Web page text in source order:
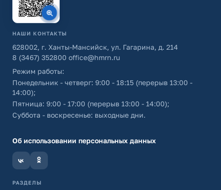
НАШИ КОНТАКТЫ
628002, г. Ханты-Мансийск, ул. Гагарина, д. 214
8 (3467) 352800 office@hmrn.ru
Режим работы:
Понедельник - четверг: 9:00 - 18:15 (перерыв 13:00 -
14:00);
Пятница: 9:00 - 17:00 (перерыв 13:00 - 14:00);
Суббота - воскресенье: выходные дни.
Об использовании персональных данных
РАЗДЕЛЫ